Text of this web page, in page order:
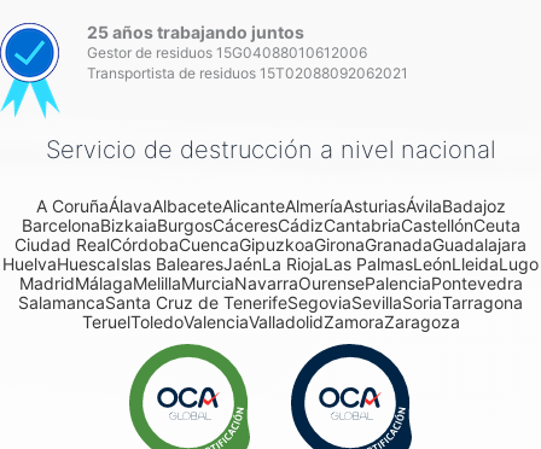
25 años trabajando juntos
Gestor de residuos 15G04088010612006
Transportista de residuos 15T02088092062021
Servicio de destrucción a nivel nacional
A CoruñaÁlavaAlbaceteAlicanteAlmeríaAsturiasÁvilaBadajoz
BarcelonaBizkaiaBurgosCáceresCádizCantabriaCastellónCeuta
Ciudad RealCórdobaCuencaGipuzkoaGironaGranadaGuadalajara
HuelvaHuescaIslas BalearesJaénLa RiojaLas PalmasLeónLleidaLugo
MadridMálagaMelillaMurciaNavarraOurensePalenciaPontevedra
SalamancaSanta Cruz de TenerifeSegoviaSevillaSoriaTarragona
TeruelToledoValenciaValladolidZamoraZaragoza